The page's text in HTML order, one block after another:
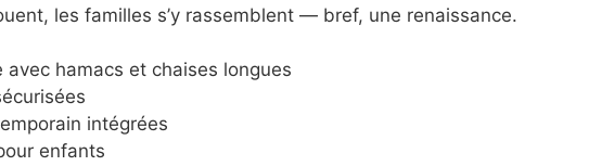
les familles s’y rassemblent — bref, une renaissance.
hamacs et chaises longues
intégrées
enfants